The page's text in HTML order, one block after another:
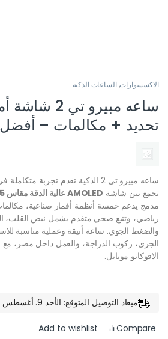
الاكسسوارات,الساعات الذكية
ساعه مبيرو
تحديد + مكالمات –
ساعه مبيرو تي 2 الذكية تقدم تجربة متكاملة
تجمع بين شاشة AMOLED عالية الدقة مقاس 1.75 بوصة
رياضي، وتتبع صحي متقدم يشمل نبض القلب،
والضغط الجوي. ساعة أنيقة وعملية مناسبة
الجري، ركوب الدراجة، والعمل داخل مصر،
الافوكاتو موبايل.
ميعاد التوصيل المتوقع: الأحد 9. أغسطس - الإثنين 10. أغسطس
Compare
Add to wishlist